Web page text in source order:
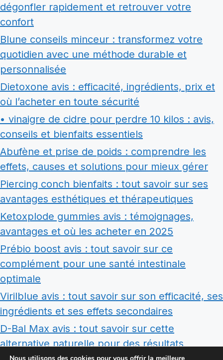
dégonfler rapidement et retrouver votre
confort
Blune conseils minceur : transformez votre
quotidien avec une méthode durable et
personnalisée
Dietoxone avis : efficacité, ingrédients, prix et
où l’acheter en toute sécurité
• vinaigre de cidre pour perdre 10 kilos : avis,
conseils et bienfaits essentiels
Abufène et prise de poids : comprendre les
effets, causes et solutions pour mieux gérer
Piercing conch bienfaits : tout savoir sur ses
avantages esthétiques et thérapeutiques
Ketoxplode gummies avis : témoignages,
avantages et où les acheter en 2025
Prébio boost avis : tout savoir sur ce
complément pour une santé intestinale
optimale
Virilblue avis : tout savoir sur son efficacité, ses
ingrédients et ses effets secondaires
D-Bal Max avis : tout savoir sur cette
alternative naturelle pour des résultats